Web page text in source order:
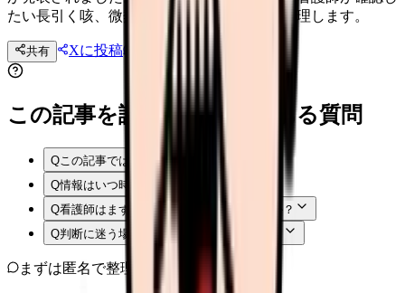
たい長引く咳、微熱、倦怠感、情報共有を整理します。
共有 Xに投稿 LINE
この記事を読む前後によくある質問
Q この記事では何を確認できますか？
Q情報はいつ時点のものですか？
Q看護師はまず何から確認すればよいですか？
Q判断に迷う場合はどうすればよいですか？
まずは匿名で整理